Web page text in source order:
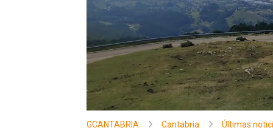
GCANTABRIA Cantabria Últimas